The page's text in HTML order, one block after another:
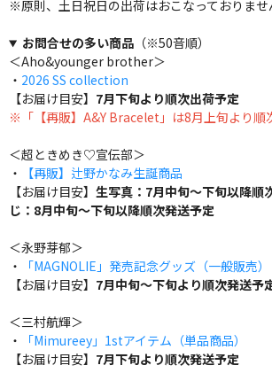
※原則、土日祝日の出荷はおこなっておりませ
お問合せの多い商品（※50音順）
＜Aho&younger brother＞
・ 2026 SS collection
【お届け目安】 7月下旬より順次出荷予定
※「【再販】A&Y Bracelet」は8月上旬より順
＜超ときめき♡宣伝部＞
・
【再販】辻野かなみ生誕商品
【お届け目安】 生写真：7月中旬～下旬以降順
じ：8月中旬～下旬以降順次発送予定
＜永野芽郁＞
・
「MAGNOLIE」発売記念グッズ（一般販売）
【お届け目安】 7月中旬～下旬より順次発送予
＜三村航輝＞
・
「Mimureey」1stアイテム（単品商品）
【お届け目安】 7月下旬より順次発送予定